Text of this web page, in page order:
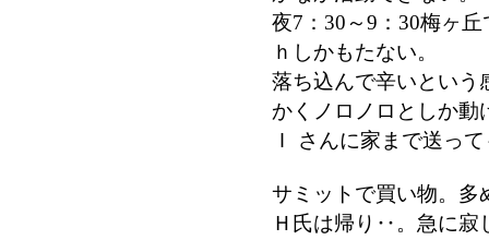
夜7：30～9：30梅ヶ
ｈしかもたない。
落ち込んで辛いという
かくノロノロとしか動
Ｉ さんに家まで送っ
サミットで買い物。多
Ｈ氏は帰り‥。急に寂